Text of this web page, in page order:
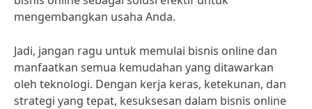
mengembangkan usaha Anda.
Jadi, jangan ragu untuk memulai bisnis online dan
manfaatkan semua kemudahan yang ditawarkan
oleh teknologi. Dengan kerja keras, ketekunan, dan
strategi yang tepat, kesuksesan dalam bisnis online